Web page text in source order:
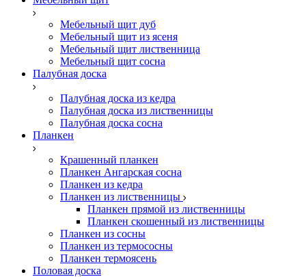
Мебельный щит дуб
Мебельный щит из ясеня
Мебельный щит лиственница
Мебельный щит сосна
Палубная доска
Палубная доска из кедра
Палубная доска из лиственницы
Палубная доска сосна
Планкен
Крашенный планкен
Планкен Ангарская сосна
Планкен из кедра
Планкен из лиственницы
Планкен прямой из лиственницы
Планкен скошенный из лиственницы
Планкен из сосны
Планкен из термососны
Планкен термоясень
Половая доска